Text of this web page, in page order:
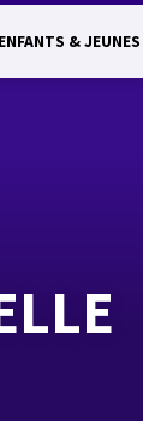
ENFANTS & JEUNES